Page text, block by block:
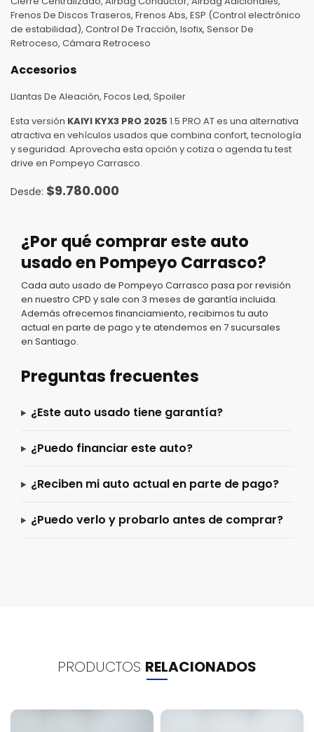
Frenos De Discos Traseros, Frenos Abs, ESP (Control electrónico
de estabilidad), Control De Tracción, Isofix, Sensor De
Retroceso, Cámara Retroceso
Accesorios
Llantas De Aleación, Focos Led, Spoiler
Esta versión KAIYI KYX3 PRO 2025 1.5 PRO AT es una alternativa
atractiva en vehículos usados que combina confort, tecnología
y seguridad. Aprovecha esta opción y cotiza o agenda tu test
drive en Pompeyo Carrasco.
$9.780.000
¿Por qué comprar este auto
usado en Pompeyo Carrasco?
Cada auto usado de Pompeyo Carrasco pasa por revisión
en nuestro CPD y sale con 3 meses de garantía incluida.
Además ofrecemos financiamiento, recibimos tu auto
actual en parte de pago y te atendemos en 7 sucursales
en Santiago.
Preguntas frecuentes
¿Este auto usado tiene garantía?
¿Puedo financiar este auto?
¿Reciben mi auto actual en parte de pago?
¿Puedo verlo y probarlo antes de comprar?
PRODUCTOS RELACIONADOS